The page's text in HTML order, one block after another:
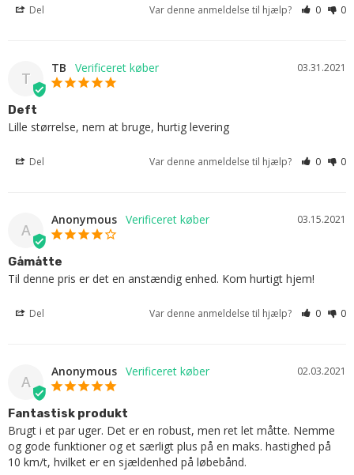
Del Var denne anmeldelse til hjælp? 0 0
T
03.31.2021
TB
Deft
Lille størrelse, nem at bruge, hurtig levering
Del Var denne anmeldelse til hjælp? 0 0
A
03.15.2021
Anonymous
Gåmåtte
Til denne pris er det en anstændig enhed. Kom hurtigt hjem!
Del Var denne anmeldelse til hjælp? 0 0
A
02.03.2021
Anonymous
Fantastisk produkt
Brugt i et par uger. Det er en robust, men ret let måtte. Nemme
og gode funktioner og et særligt plus på en maks. hastighed på
10 km/t, hvilket er en sjældenhed på løbebånd.